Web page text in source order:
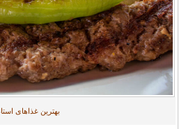
بهترین غذاهای